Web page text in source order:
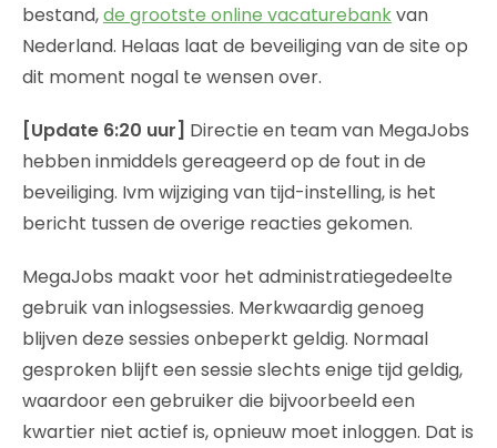
bestand,de grootste online vacaturebankvan
Nederland. Helaas laat de beveiliging van de site op
dit moment nogal te wensen over.
[Update 6:20 uur] Directie en team van MegaJobs
hebben inmiddels gereageerd op de fout in de
beveiliging. Ivm wijziging van tijd-instelling, is het
bericht tussen de overige reacties gekomen.
MegaJobs maakt voor het administratiegedeelte
gebruik van inlogsessies. Merkwaardig genoeg
blijven deze sessies onbeperkt geldig. Normaal
gesproken blijft een sessie slechts enige tijd geldig,
waardoor een gebruiker die bijvoorbeeld een
kwartier niet actief is, opnieuw moet inloggen. Dat is